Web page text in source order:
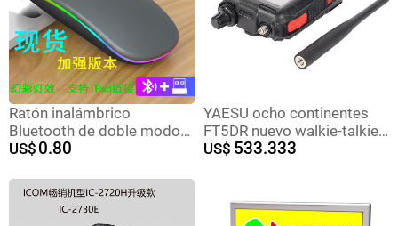
Ratón inalámbrico
Bluetooth de doble modo
recargable silencioso
oficina y gaming
US$ 0.80
YAESU ocho continentes
FT5DR nuevo walkie-talkie
de mano digital a todo
grabación
US$ 533.333